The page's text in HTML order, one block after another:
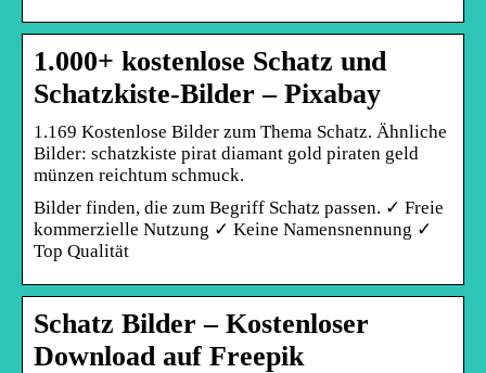
1.000+ kostenlose Schatz und
Schatzkiste-Bilder – Pixabay
1.169 Kostenlose Bilder zum Thema Schatz. Ähnliche
Bilder: schatzkiste pirat diamant gold piraten geld
münzen reichtum schmuck.
Bilder finden, die zum Begriff Schatz passen. ✓ Freie
kommerzielle Nutzung ✓ Keine Namensnennung ✓
Top Qualität
Schatz Bilder – Kostenloser
Download auf Freepik